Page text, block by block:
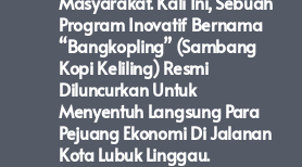
Program Inovatif Bernama
“Bangkopling” (Sambang
Kopi Keliling) Resmi
Diluncurkan Untuk
Menyentuh Langsung Para
Pejuang Ekonomi Di Jalanan
Kota Lubuk Linggau.